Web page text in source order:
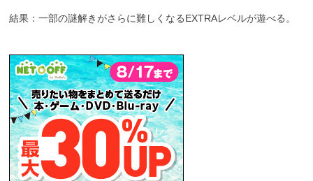
結果：一部の謎解きがさらに難しくなるEXTRAレベルが遊べる。